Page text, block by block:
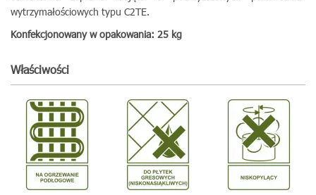
wytrzymałościowych typu C2TE.
Konfekcjonowany w opakowania: 25 kg
Właściwości